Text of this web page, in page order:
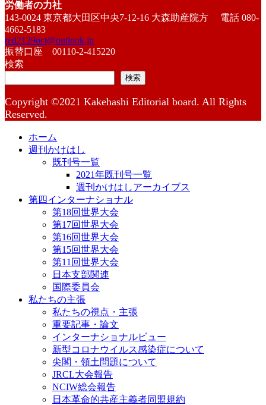
労働者の力社
143-0024 東京都大田区中央7-12-16 大森助産院方 電話 080-
4662-5183
red2129oct@outlook.jp
振替口座 00110-2-415220
検索
検索
Copyright ©2021 Kakehashi Editorial board. All Rights
Reserved.
ホーム
週刊かけはし
既刊号一覧
2021年既刊号一覧
週刊かけはしアーカイブス
第四インターナショナル
第18回世界大会
第17回世界大会
第16回世界大会
第15回世界大会
第11回世界大会
日本支部関連
国際委員会
私たちの主張
私たちの視点・主張
重要記事・論文
インターナショナルビュー
新型コロナウイルス感染症について
尖閣・領土問題について
JRCL大会報告
NCIW総会報告
日本革命的共産主義者同盟規約